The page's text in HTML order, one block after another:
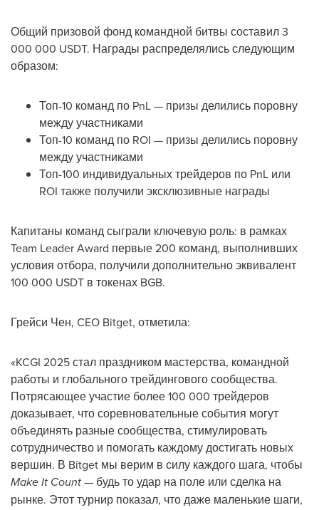
Общий призовой фонд командной битвы составил 3
000 000 USDT. Награды распределялись следующим
образом:
Топ-10 команд по PnL — призы делились поровну
между участниками
Топ-10 команд по ROI — призы делились поровну
между участниками
Топ-100 индивидуальных трейдеров по PnL или
ROI также получили эксклюзивные награды
Капитаны команд сыграли ключевую роль: в рамках
Team Leader Award первые 200 команд, выполнивших
условия отбора, получили дополнительно эквивалент
100 000 USDT в токенах BGB.
Грейси Чен, CEO Bitget, отметила:
«KCGI 2025 стал праздником мастерства, командной
работы и глобального трейдингового сообщества.
Потрясающее участие более 100 000 трейдеров
доказывает, что соревновательные события могут
объединять разные сообщества, стимулировать
сотрудничество и помогать каждому достигать новых
вершин. В Bitget мы верим в силу каждого шага, чтобы
Make It Count— будь то удар на поле или сделка на
рынке. Этот турнир показал, что даже маленькие шаги,